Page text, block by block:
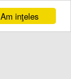
Am inţeles